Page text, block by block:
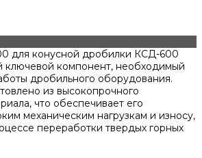
для конусной дробилки КСД-600
ключевой компонент, необходимый
дробильного оборудования.
из высокопрочного
что обеспечивает его
механическим нагрузкам и износу,
переработки твердых горных